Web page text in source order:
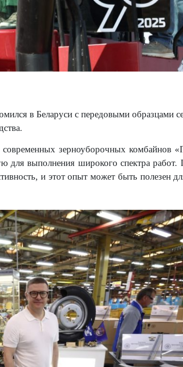
в Беларуси с передовыми образцами
зерноуборочных комбайнов
для выполнения широкого спектра работ.
и этот опыт может быть полезен